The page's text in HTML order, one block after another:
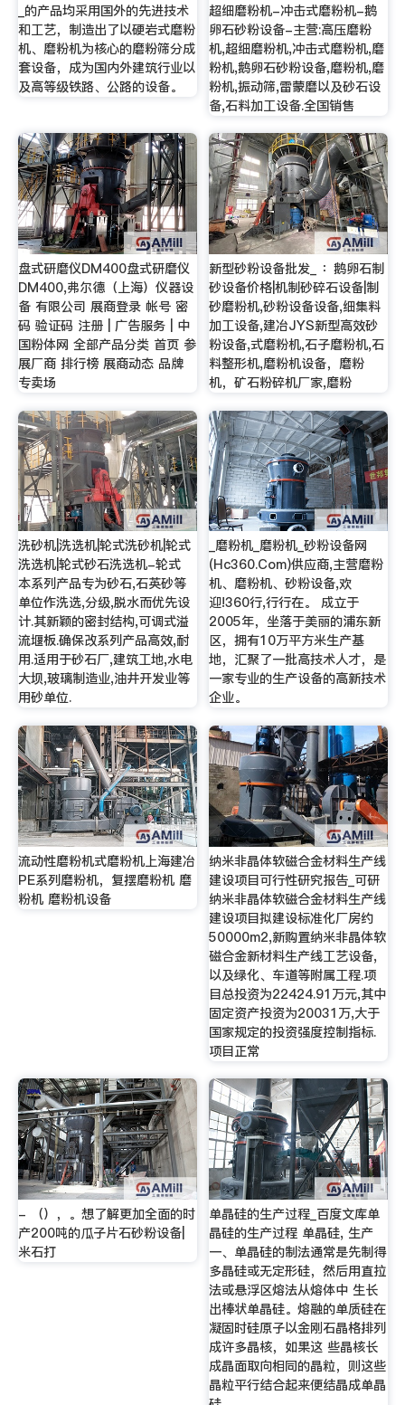
_的产品均采用国外的先进技术
和工艺，制造出了以硬岩式磨粉
机、磨粉机为核心的磨粉筛分成
套设备，成为国内外建筑行业以
及高等级铁路、公路的设备。
超细磨粉机-冲击式磨粉机-鹅
卵石砂粉设备-主营:高压磨粉
机,超细磨粉机,冲击式磨粉机,磨
粉机,鹅卵石砂粉设备,磨粉机,磨
粉机,振动筛,雷蒙磨以及砂石设
备,石料加工设备.全国销售
盘式研磨仪DM400盘式研磨仪
DM400,弗尔德（上海）仪器设
备 有限公司 展商登录 帐号 密
码 验证码 注册 | 广告服务 | 中
国粉体网 全部产品分类 首页 参
展厂商 排行榜 展商动态 品牌
专卖场
新型砂粉设备批发_ ：鹅卵石制
砂设备价格|机制砂碎石设备|制
砂磨粉机,砂粉设备设备,细集料
加工设备,建冶JYS新型高效砂
粉设备,式磨粉机,石子磨粉机,石
料整形机,磨粉机设备，磨粉
机，矿石粉碎机厂家,磨粉
洗砂机|洗选机|轮式洗砂机|轮式
洗选机|轮式砂石洗选机-轮式
本系列产品专为砂石,石英砂等
单位作洗选,分级,脱水而优先设
计.其新颖的密封结构,可调式溢
流堰板.确保改系列产品高效,耐
用.适用于砂石厂,建筑工地,水电
大坝,玻璃制造业,油井开发业等
用砂单位.
_磨粉机_磨粉机_砂粉设备网
(Hc360.Com)供应商,主营磨粉
机、磨粉机、砂粉设备,欢
迎!360行,行行在。 成立于
2005年，坐落于美丽的浦东新
区，拥有10万平方米生产基
地，汇聚了一批高技术人才，是
一家专业的生产设备的高新技术
企业。
流动性磨粉机式磨粉机上海建冶
PE系列磨粉机，复摆磨粉机 磨
粉机 磨粉机设备
纳米非晶体软磁合金材料生产线
建设项目可行性研究报告_可研
纳米非晶体软磁合金材料生产线
建设项目拟建设标准化厂房约
50000m2,新购置纳米非晶体软
磁合金新材料生产线工艺设备,
以及绿化、车道等附属工程.项
目总投资为22424.91万元,其中
固定资产投资为20031万,大于
国家规定的投资强度控制指标.
项目正常
- （），。想了解更加全面的时
产200吨的瓜子片石砂粉设备|
米石打
单晶硅的生产过程_百度文库单
晶硅的生产过程 单晶硅, 生产
一、单晶硅的制法通常是先制得
多晶硅或无定形硅，然后用直拉
法或悬浮区熔法从熔体中 生长
出棒状单晶硅。熔融的单质硅在
凝固时硅原子以金刚石晶格排列
成许多晶核，如果这 些晶核长
成晶面取向相同的晶粒，则这些
晶粒平行结合起来便结晶成单晶